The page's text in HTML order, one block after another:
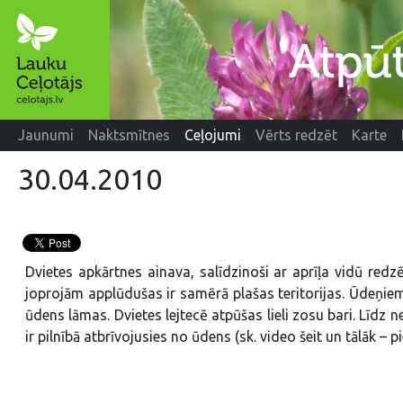
Jaunumi Naktsmītnes Ceļojumi Vērts redzēt Karte
30.04.2010
Dvietes apkārtnes ainava, salīdzinoši ar aprīļa vidū
joprojām applūdušas ir samērā plašas teritorijas.
ūdens lāmas. Dvietes lejtecē atpūšas lieli zosu bari. Līdz
ir pilnībā atbrīvojusies no ūdens (sk. video šeit un tālāk –